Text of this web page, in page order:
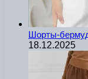
Шорты-
18.12.2025